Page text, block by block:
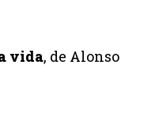
vida, de Alonso